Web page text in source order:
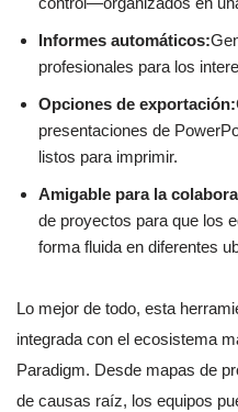
Informes automáticos:
profesionales para los
Opciones de exportación:
presentaciones de
listos para imprimir.
Amigable para la
de proyectos para que los
forma fluida en diferentes
Lo mejor de todo, esta
integrada con el ecosistema
Paradigm. Desde mapas de
de causas raíz, los equipos